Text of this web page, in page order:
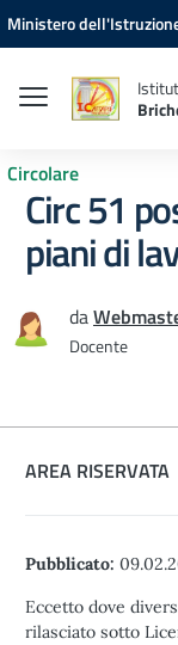
Vai ai contenuti
Vai al menu di
Vai al footer
Ministero
Circolare
Circ 51
piani di
da
Docente
AREA RISERVATA
Pubblicato:
Eccetto dove
rilasciato sotto